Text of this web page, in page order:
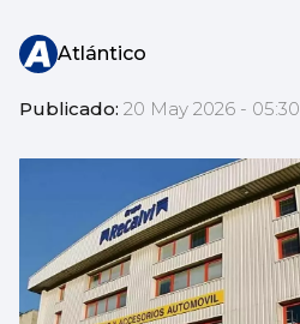
Atlántico
Publicado: 20 May 2026 - 05:30